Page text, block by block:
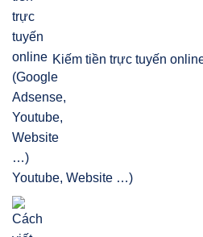
Kiếm tiền trực tuyến
Youtube, Website …)